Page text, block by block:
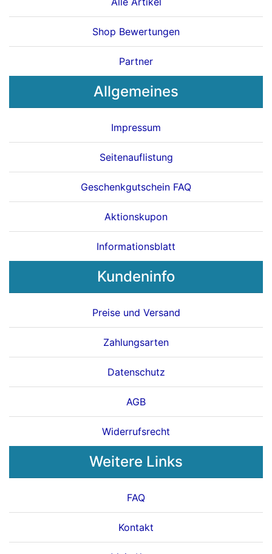
Shop Bewertungen
Partner
Allgemeines
Impressum
Seitenauflistung
Geschenkgutschein FAQ
Aktionskupon
Informationsblatt
Kundeninfo
Preise und Versand
Zahlungsarten
Datenschutz
AGB
Widerrufsrecht
Weitere Links
FAQ
Kontakt